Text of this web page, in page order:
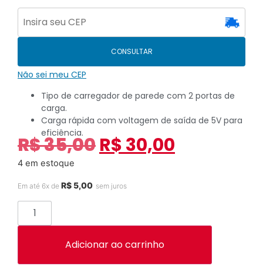
CONSULTAR
Não sei meu CEP
Tipo de carregador de parede com 2 portas de
carga.
Carga rápida com voltagem de saída de 5V para
eficiência.
R$35,00R$30,00
4 em estoque
Em até 6x de R$ 5,00 sem juros
Adicionar ao carrinho